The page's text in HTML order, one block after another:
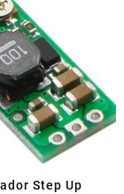
Step Up